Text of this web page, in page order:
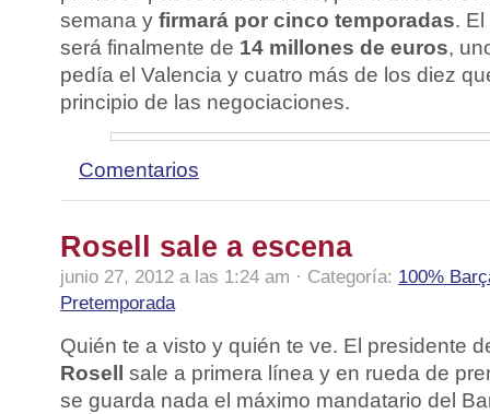
semana y firmará por cinco temporadas.
será finalmente de 14 millones de euros,
pedía el Valencia y cuatro más de los diez
principio de las negociaciones.
Comentarios
Rosell sale a escena
junio 27, 2012 a las 1:24 am · Categoría: 100%
Pretemporada
Quién te a visto y quién te ve. El presidente
Rosell
sale a primera línea y en rueda de
se guarda nada el máximo mandatario del